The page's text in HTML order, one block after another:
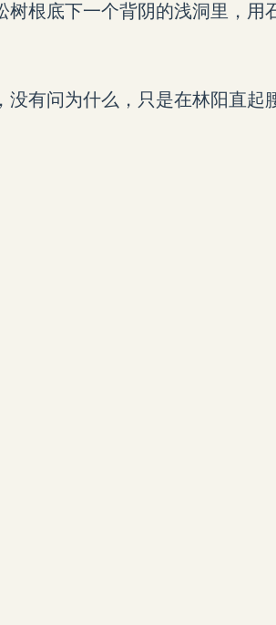
树根底下一个背阴的浅洞里，用
没有问为什么，只是在林阳直起